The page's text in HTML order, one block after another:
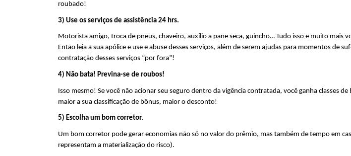
roubado!
3) Use os serviços de assistência 24 hrs.
Motorista amigo, troca de pneus, chaveiro, auxílio a pane seca, guincho… Tudo isso e muito mais
Então leia a sua apólice e use e abuse desses serviços, além de serem ajudas para momentos de
contratação desses serviços “por fora”!
4) Não bata! Previna-se de roubos!
Isso mesmo! Se você não acionar seu seguro dentro da vigência contratada, você ganha classes
maior a sua classificação de bônus, maior o desconto!
5) Escolha um bom corretor.
Um bom corretor pode gerar economias não só no valor do prêmio, mas também de tempo em
representam a materialização do risco).